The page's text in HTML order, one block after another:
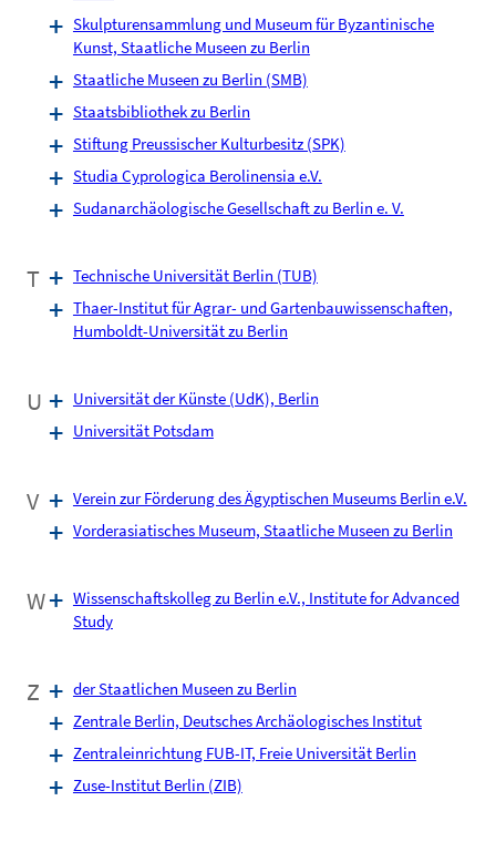
Skulpturensammlung und Museum für Byzantinische
Kunst, Staatliche Museen zu Berlin
Staatliche Museen zu Berlin (SMB)
Staatsbibliothek zu Berlin
Stiftung Preussischer Kulturbesitz (SPK)
Studia Cyprologica Berolinensia e.V.
Sudanarchäologische Gesellschaft zu Berlin e. V.
T
Technische Universität Berlin (TUB)
Thaer-Institut für Agrar- und Gartenbauwissenschaften,
Humboldt-Universität zu Berlin
U
Universität der Künste (UdK), Berlin
Universität Potsdam
V
Verein zur Förderung des Ägyptischen Museums Berlin e.V.
Vorderasiatisches Museum, Staatliche Museen zu Berlin
W
Wissenschaftskolleg zu Berlin e.V., Institute for Advanced
Study
Z
der Staatlichen Museen zu Berlin
Zentrale Berlin, Deutsches Archäologisches Institut
Zentraleinrichtung FUB-IT, Freie Universität Berlin
Zuse-Institut Berlin (ZIB)